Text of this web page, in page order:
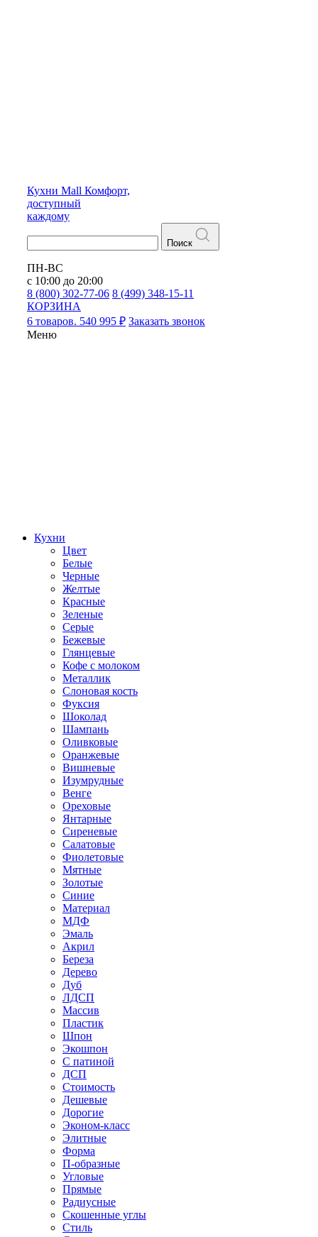
Кухни Mall Комфорт,
доступный
каждому
Поиск
ПН-ВС
с 10:00 до 20:00
8 (800) 302-77-06 8 (499) 348-15-11
КОРЗИНА
6 товаров. 540 995 ₽ Заказать звонок
Меню
Кухни
Цвет
Белые
Черные
Желтые
Красные
Зеленые
Серые
Бежевые
Глянцевые
Кофе с молоком
Металлик
Слоновая кость
Фуксия
Шоколад
Шампань
Оливковые
Оранжевые
Вишневые
Изумрудные
Венге
Ореховые
Янтарные
Сиреневые
Салатовые
Фиолетовые
Мятные
Золотые
Синие
Материал
МДФ
Эмаль
Акрил
Береза
Дерево
Дуб
ЛДСП
Массив
Пластик
Шпон
Экошпон
С патиной
ДСП
Стоимость
Дешевые
Дорогие
Эконом-класс
Элитные
Форма
П-образные
Угловые
Прямые
Радиусные
Скошенные углы
Стиль